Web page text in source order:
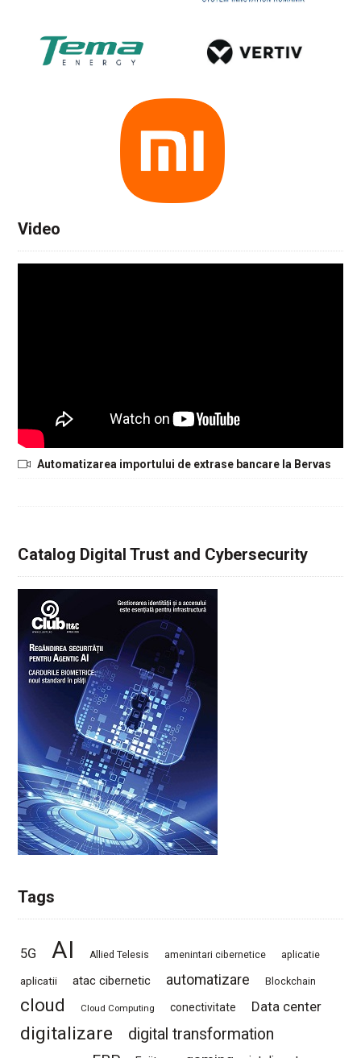
Video
Automatizarea importului de extrase bancare la Bervas
Catalog Digital Trust and Cybersecurity
Tags
5G AI Allied Telesis amenintari cibernetice aplicatie
aplicatii atac cibernetic automatizare Blockchain
cloud Cloud Computing conectivitate Data center
digitalizare digital transformation